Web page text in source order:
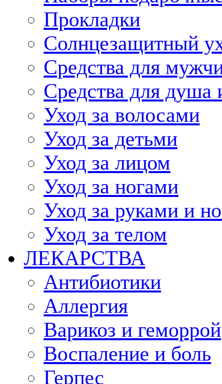
Прокладки
Солнцезащитный
Средства для
Средства для душа
Уход за волосами
Уход за детьми
Уход за лицом
Уход за ногами
Уход за руками и
Уход за телом
ЛЕКАРСТВА
Антибиотики
Аллергия
Варикоз и геморрой
Воспаление и боль
Герпес